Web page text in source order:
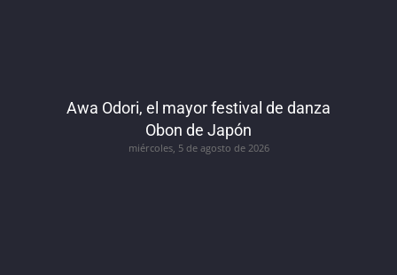
Awa Odori, el mayor festival de danza
Obon de Japón
miércoles, 5 de agosto de 2026